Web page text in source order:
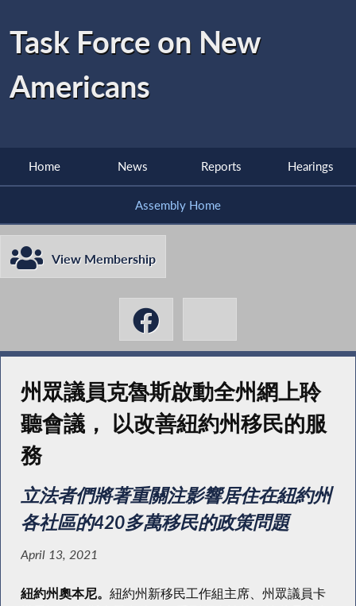
Task Force on New
Americans
Home News Reports Hearings
Assembly Home
View Membership
州眾議員克魯斯啟動全州網上聆
聽會議， 以改善紐約州移民的服
務
立法者們將著重關注影響居住在紐約州
各社區的420多萬移民的政策問題
April 13, 2021
紐約州奧本尼。 紐約州新移民工作組主席、州眾議員卡